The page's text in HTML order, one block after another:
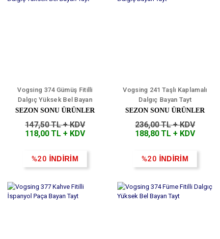
Vogsing 374 Gümüş Fitilli
Dalgıç Yüksek Bel Bayan
Tayt
SEZON SONU ÜRÜNLER
147,50 TL + KDV
118,00 TL + KDV
%20 İNDİRİM
Vogsing 241 Taşlı Kaplamalı
Dalgıç Bayan Tayt
SEZON SONU ÜRÜNLER
236,00 TL + KDV
188,80 TL + KDV
%20 İNDİRİM